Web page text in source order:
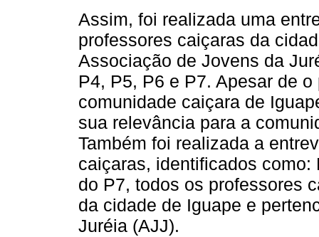
Assim, foi realizada uma
professores caiçaras da
Associação de Jovens da
P4, P5, P6 e P7. Apesar de
comunidade caiçara de
sua relevância para a
Também foi realizada a
caiçaras, identificados
do P7, todos os professores
da cidade de Iguape e
Juréia (AJJ).